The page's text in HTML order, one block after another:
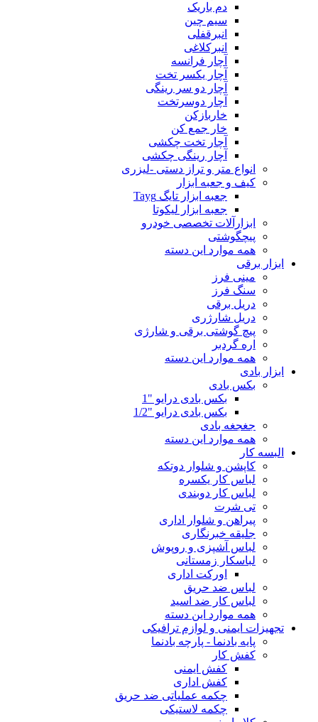
دم باریک
سیم چین
انبرقفلی
انبرکلاغی
آچار فرانسه
آچار یکسر تخت
آچار دو سر رینگی
آچار دوسرتخت
خاربازکن
خار جمع کن
آچار تخت چکشی
آچار رینگی چکشی
انواع متر و تراز دستی -لیزری
کیف و جعبه ابزار
جعبه ابزار تایگ Tayg
جعبه ابزار لیکوتا
ابزارآلات تخصصی خودرو
پیچگوشتی
همه موارد این دسته
ابزار برقی
مینی فرز
سنگ فرز
دریل برقی
دریل شارژری
پیچ گوشتی برقی و شارژی
اره گردبر
همه موارد این دسته
ابزار بادی
بکس بادی
بکس بادی درایو "1
بکس بادی درایو "1/2
جغجغه بادی
همه موارد این دسته
البسه کار
کاپشن و شلوار دوتکه
لباس کار یکسره
لباس کار دوبندی
تی شرت
پیراهن و شلوار اداری
جلیقه خبرنگاری
لباس آشپزی و روپوش
لباسکار زمستانی
اورکت اداری
لباس ضد حریق
لباس کار ضد اسید
همه موارد این دسته
تجهیزات ایمنی و لوازم ترافیکی
پایه بادنما - پارچه بادنما
کفش کار
کفش ایمنی
کفش اداری
چکمه عملیاتی ضد حریق
چکمه لاستیکی